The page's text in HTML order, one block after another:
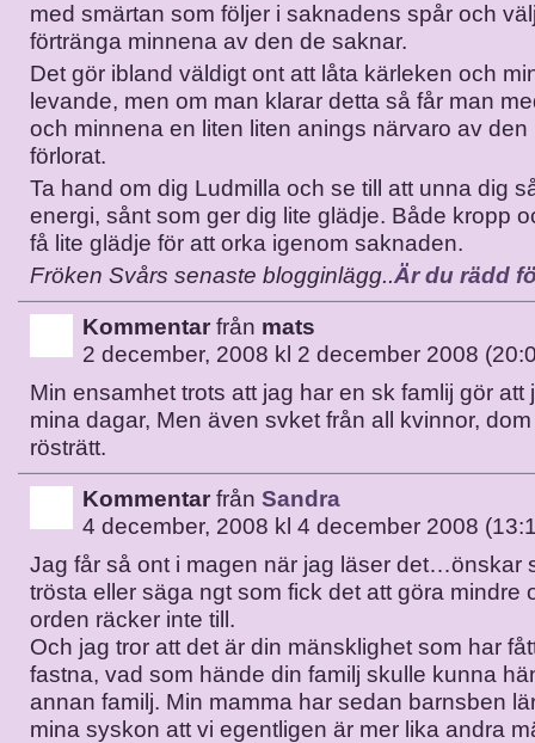
med smärtan som följer i saknadens spår och
förtränga minnena av den de saknar.
Det gör ibland väldigt ont att låta kärleken och
levande, men om man klarar detta så får man
och minnena en liten liten anings närvaro av den
förlorat.
Ta hand om dig Ludmilla och se till att unna dig
energi, sånt som ger dig lite glädje. Både kropp
få lite glädje för att orka igenom saknaden.
Fröken Svårs senaste blogginlägg..Är du rädd
Kommentar från mats
2 december, 2008 kl 2 december 2008
Min ensamhet trots att jag har en sk famlij gör att
mina dagar, Men även svket från all kvinnor,
rösträtt.
Kommentar från Sandra
4 december, 2008 kl 4 december 2008
Jag får så ont i magen när jag läser det…önskar
trösta eller säga ngt som fick det att göra mindre
orden räcker inte till.
Och jag tror att det är din mänsklighet som har
fastna, vad som hände din familj skulle kunna
annan familj. Min mamma har sedan barnsben
mina syskon att vi egentligen är mer lika andra